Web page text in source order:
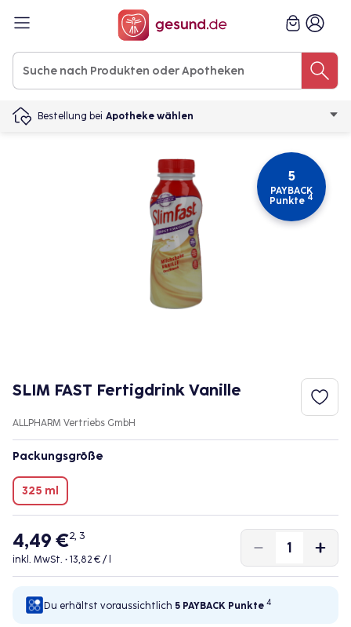
Bestellung bei Apotheke wählen
5
PAYBACK
Punkte 4
SLIM FAST Fertigdrink Vanille
ALLPHARM Vertriebs GmbH
Packungsgröße
325 ml
4,49 €2, 3
inkl. MwSt. • 13,82 € / l
Du erhältst voraussichtlich 5 PAYBACK Punkte 4